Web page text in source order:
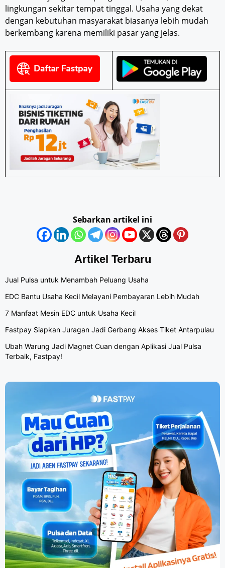
lingkungan sekitar tempat tinggal. Usaha yang dekat
dengan kebutuhan masyarakat biasanya lebih mudah
berkembang karena memiliki pasar yang jelas.
Sebarkan artikel ini
Artikel Terbaru
Jual Pulsa untuk Menambah Peluang Usaha
EDC Bantu Usaha Kecil Melayani Pembayaran Lebih Mudah
7 Manfaat Mesin EDC untuk Usaha Kecil
Fastpay Siapkan Juragan Jadi Gerbang Akses Tiket Antarpulau
Ubah Warung Jadi Magnet Cuan dengan Aplikasi Jual Pulsa
Terbaik, Fastpay!